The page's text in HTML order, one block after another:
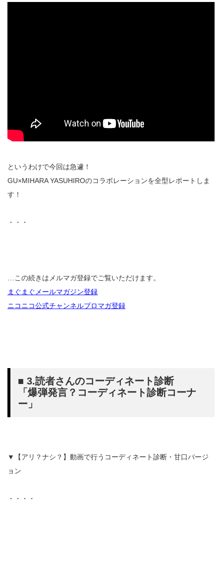
というわけで今回は急遽！
GU×MIHARA YASUHIROのコラボレーションを全型レポートしま
す！
・・・
…この続きはメルマガ登録でご覧いただけます。
まぐまぐメールマガジン登録
ニコニコ公式チャンネルブロマガ登録
■ 3.読者さんのコーディネート診断
「爆弾発言？コーディネート診断コーナ
ー」
▼【アリ？ナシ？】動画で行うコーディネート診断・甘口バージ
ョン
・・・・